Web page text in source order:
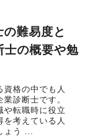
難易度と
士の概要や勉
資格の中でも人
診断士です。
や転職時に役立
を考えている人
ょう ...